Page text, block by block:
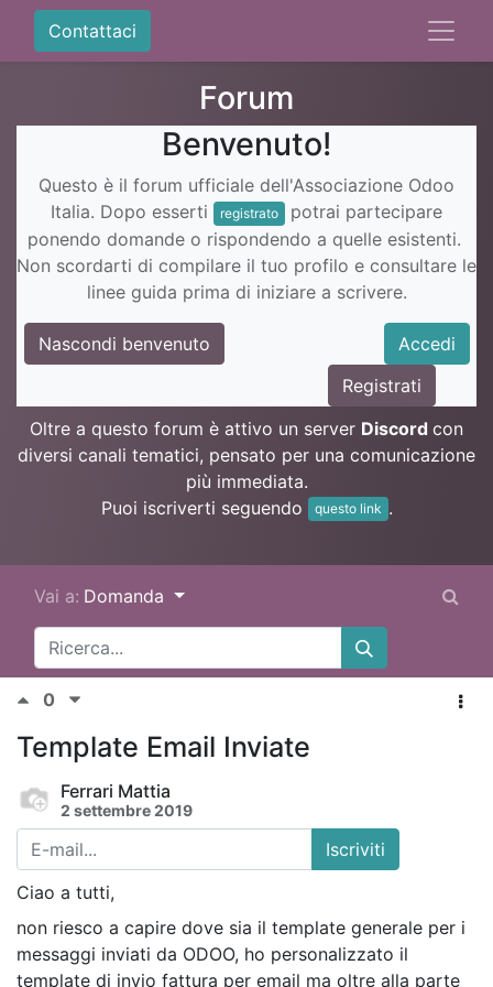
Contattaci
Forum
Benvenuto!
Questo è il forum ufficiale dell'Associazione Odoo
Italia. Dopo esserti
registrato
potrai partecipare
ponendo domande o rispondendo a quelle esistenti.
Non scordarti di compilare il tuo profilo e consultare le
linee guida prima di iniziare a scrivere.
Nascondi benvenuto
Accedi
Registrati
Oltre a questo forum è attivo un server Discord con
diversi canali tematici, pensato per una comunicazione
più immediata.
Puoi iscriverti seguendo
questo link .
Vai a: Domanda
0
Template Email Inviate
Ferrari Mattia
2 settembre 2019
Iscriviti
Ciao a tutti,
non riesco a capire dove sia il template generale per i
messaggi inviati da ODOO, ho personalizzato il
template di invio fattura per email ma oltre alla parte